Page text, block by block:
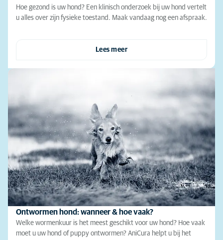
Hoe gezond is uw hond? Een klinisch onderzoek bij uw hond vertelt
u alles over zijn fysieke toestand. Maak vandaag nog een afspraak.
Lees meer
Ontwormen hond: wanneer & hoe vaak?
Welke wormenkuur is het meest geschikt voor uw hond? Hoe vaak
moet u uw hond of puppy ontwormen? AniCura helpt u bij het